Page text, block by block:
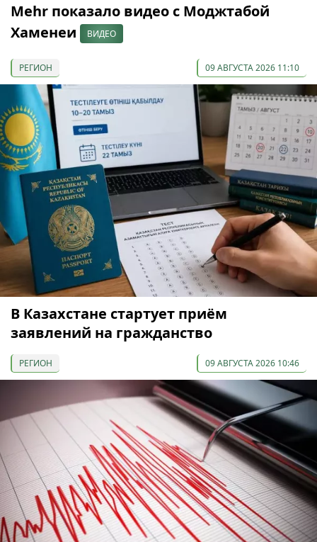
Mehr показало видео с Моджтабой
Хаменеи
ВИДЕО
РЕГИОН 09 АВГУСТА 2026 11:10
В Казахстане стартует приём
заявлений на гражданство
РЕГИОН 09 АВГУСТА 2026 10:46